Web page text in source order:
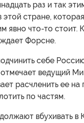
раз и так
этой стране,
явно что-то стоит.
Форсне.
себе
ведущий
расчленить ее на
по частям.
вбухивать в